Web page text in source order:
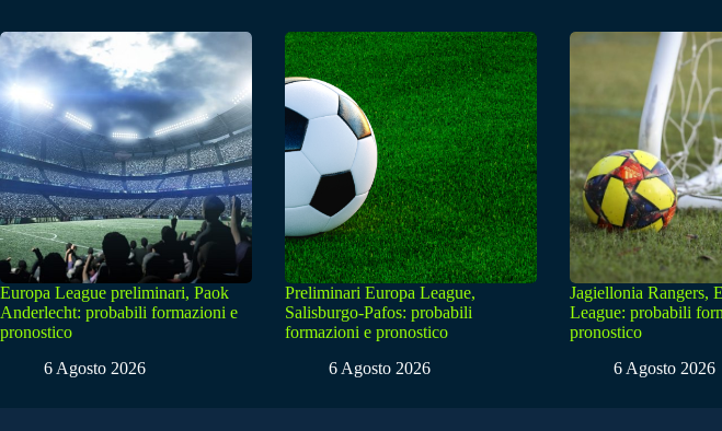
Europa League preliminari, Paok
Anderlecht: probabili formazioni e
pronostico
6 Agosto 2026
Preliminari Europa League,
Salisburgo-Pafos: probabili
formazioni e pronostico
6 Agosto 2026
Jagiellonia Rangers,
League: probabili
pronostico
6 Agosto 2026